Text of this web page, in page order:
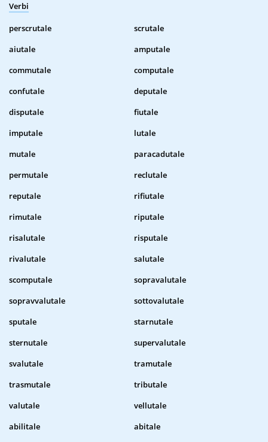
Verbi
perscrutale
scrutale
aiutale
amputale
commutale
computale
confutale
deputale
disputale
fiutale
imputale
lutale
mutale
paracadutale
permutale
reclutale
reputale
rifiutale
rimutale
riputale
risalutale
risputale
rivalutale
salutale
scomputale
sopravalutale
sopravvalutale
sottovalutale
sputale
starnutale
sternutale
supervalutale
svalutale
tramutale
trasmutale
tributale
valutale
vellutale
abilitale
abitale